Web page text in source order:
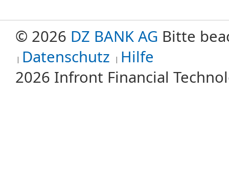
© 2026 DZ BANK AG Bitte
Datenschutz Hilfe
2026 Infront Financial